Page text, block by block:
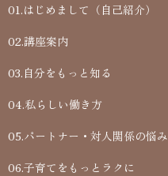
01.はじめまして（自己紹介）
02.講座案内
03.自分をもっと知る
04.私らしい働き方
05.パートナー・対人関係の悩み
06.子育てをもっとラクに